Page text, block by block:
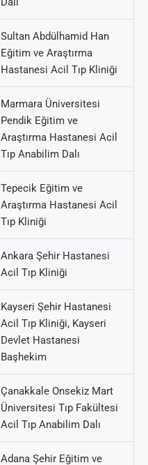
Sultan Abdülhamid Han
Eğitim ve Araştırma
Hastanesi Acil Tıp Kliniği
Marmara Üniversitesi
Pendik Eğitim ve
Araştırma Hastanesi Acil
Tıp Anabilim Dalı
Tepecik Eğitim ve
Araştırma Hastanesi Acil
Tıp Kliniği
Ankara Şehir Hastanesi
Acil Tıp Kliniği
Kayseri Şehir Hastanesi
Acil Tıp Kliniği, Kayseri
Devlet Hastanesi
Başhekim
Çanakkale Onsekiz Mart
Üniversitesi Tıp Fakültesi
Acil Tıp Anabilim Dalı
Adana Şehir Eğitim ve